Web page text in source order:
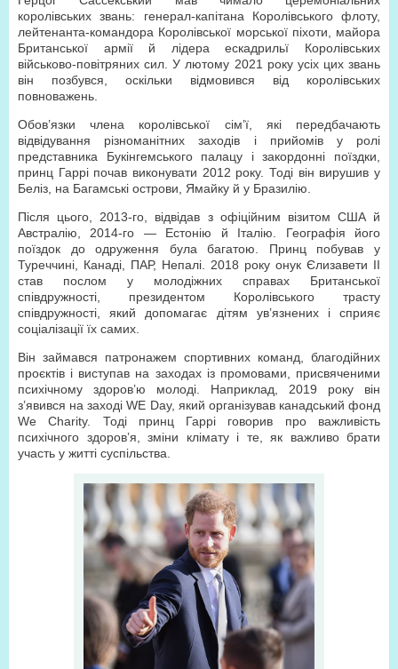
королівських звань: генерал-капітана Королівського флоту,
лейтенанта-командора Королівської морської піхоти, майора
Британської армії й лідера ескадрильї Королівських
військово-повітряних сил. У лютому 2021 року усіх цих звань
він позбувся, оскільки відмовився від королівських
повноважень.
Обов’язки члена королівської сім’ї, які передбачають
відвідування різноманітних заходів і прийомів у ролі
представника Букінгемського палацу і закордонні поїздки,
принц Гаррі почав виконувати 2012 року. Тоді він вирушив у
Беліз, на Багамські острови, Ямайку й у Бразилію.
Після цього, 2013-го, відвідав з офіційним візитом США й
Австралію, 2014-го — Естонію й Італію. Географія його
поїздок до одруження була багатою. Принц побував у
Туреччині, Канаді, ПАР, Непалі. 2018 року онук Єлизавети II
став послом у молодіжних справах Британської
співдружності, президентом Королівського трасту
співдружності, який допомагає дітям ув’язнених і сприяє
соціалізації їх самих.
Він займався патронажем спортивних команд, благодійних
проєктів і виступав на заходах із промовами, присвяченими
психічному здоров’ю молоді. Наприклад, 2019 року він
з’явився на заході WE Day, який організував канадський фонд
We Charity. Тоді принц Гаррі говорив про важливість
психічного здоров’я, зміни клімату і те, як важливо брати
участь у житті суспільства.